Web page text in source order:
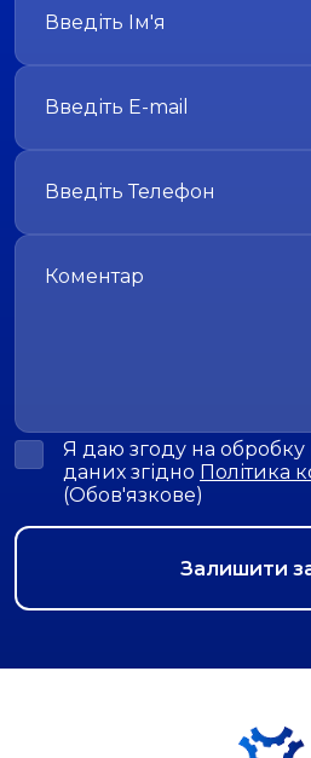
Я даю згоду на
даних згідно Політика
(Обов'язкове)